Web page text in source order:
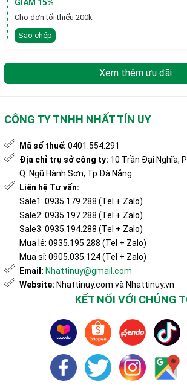
GIẢM 15%
Cho đơn tối thiểu 200k
Sao chép
Xem thêm ưu đãi
CÔNG TY TNHH NHẤT TÍN UY
Mã số thuế: 0401.554.291
Địa chỉ trụ sở công ty: 10 Trần Đại Nghĩa,
Q. Ngũ Hành Sơn, Tp Đà Nẵng
Liên hệ Tư vấn:
Sale1: 0935.179.288 (Tel + Zalo)
Sale2: 0935.197.288 (Tel + Zalo)
Sale3: 0935.194.288 (Tel + Zalo)
Mua lẻ: 0935.195.288 (Tel + Zalo)
Mua sỉ: 0905.035.124 (Tel + Zalo)
Email: Nhattinuy@gmail.com
Website: Nhattinuy.com và Nhattinuy.vn
KẾT NỐI VỚI CHÚNG